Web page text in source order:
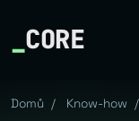
_CORE
Domů / Know-how /